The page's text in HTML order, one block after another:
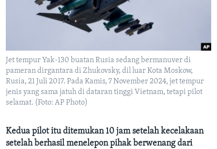
Jet tempur Yak-130 buatan Rusia sedang bermanuver di
pameran dirgantara di Zhukovsky, dil luar Kota Moskow,
Rusia, 21 Juli 2017. Pada Kamis, 7 November 2024, jet tempur
jenis yang sama jatuh di dataran tinggi Vietnam, tetapi pilot
selamat. (Foto: AP Photo)
Kedua pilot itu ditemukan 10 jam setelah kecelakaan
setelah berhasil menelepon pihak berwenang dari